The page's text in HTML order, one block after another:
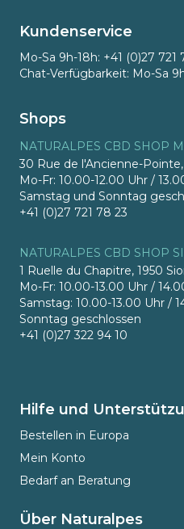
Kundenservice
Mo-Sa 9h-18h: +41 (0)27 721
Chat-Verfügbarkeit: Mo-Sa
Shops
NATURALPES CBD SHOP
30 Rue de l'Ancienne-
Mo-Fr: 10.00-12.00 Uhr /
Samstag und Sonntag
+41 (0)27 721 78 23
NATURALPES CBD SHOP
1 Ruelle du Chapitre, 1950
Mo-Fr: 10.00-13.00 Uhr /
Samstag: 10.00-13.00 Uhr /
Sonntag geschlossen
+41 (0)27 322 94 10
Hilfe und
Bestellen in Europa
Mein Konto
Bedarf an Beratung
Über Naturalpes